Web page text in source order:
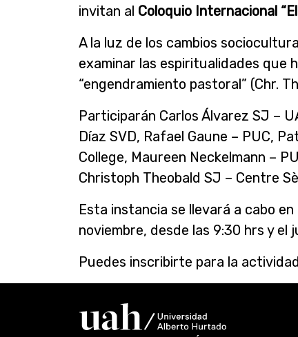
invitan al Coloquio Internacional
A la luz de los cambios
examinar las espiritualidades que
“engendramiento pastoral” (Chr.
Participarán Carlos Álvarez SJ –
Díaz SVD, Rafael Gaune – PUC,
College, Maureen Neckelmann –
Christoph Theobald SJ – Centre
Esta instancia se llevará a cabo
noviembre, desde las 9:30 hrs y el
Puedes inscribirte para la actividad